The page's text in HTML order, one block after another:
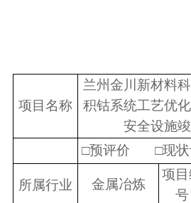
项目名称
兰州金川新材料
积钴系统工艺优
安全设施
□预评价 □现
所属行业 金属冶炼
项
号